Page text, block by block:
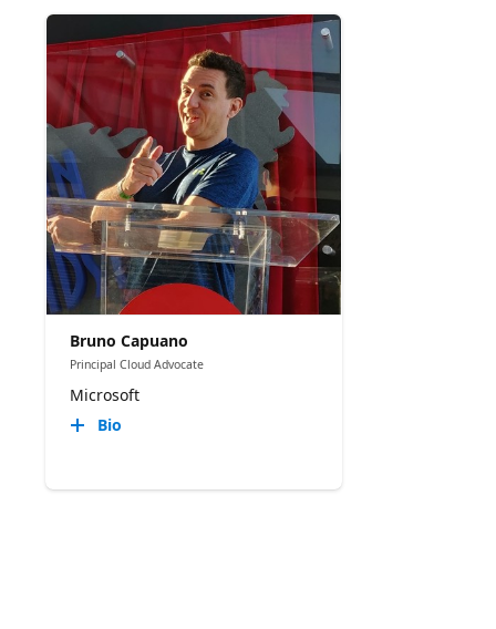
Bruno Capuano
Principal Cloud Advocate
Microsoft
Bio